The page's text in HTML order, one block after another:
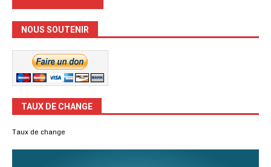
NOUS SOUTENIR
TAUX DE CHANGE
Taux de change